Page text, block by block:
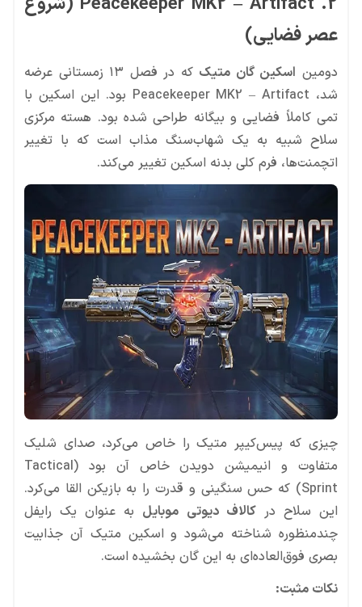
عصر فضایی)
دومین اسکین گان متیک
که در فصل ۱۳ زمستانی عرضه
شد، Peacekeeper MK2 – Artifact بود. این اسکین با
تمی کاملاً فضایی و بیگانه طراحی شده بود. هسته مرکزی
سلاح شبیه به یک شهاب‌سنگ مذاب است که با تغییر
اتچمنت‌ها، فرم کلی بدنه اسکین تغییر می‌کند.
چیزی که پیس‌کیپر متیک را خاص می‌کرد، صدای شلیک
متفاوت و انیمیشن دویدن خاص آن بود (Tactical
Sprint) که حس سنگینی و قدرت را به بازیکن القا می‌کرد.
این سلاح درکالاف دیوتی موبایل به عنوان یک رایفل
چندمنظوره شناخته می‌شود و اسکین متیک آن جذابیت
بصری فوق‌العاده‌ای به این گان بخشیده است.
نکات مثبت: